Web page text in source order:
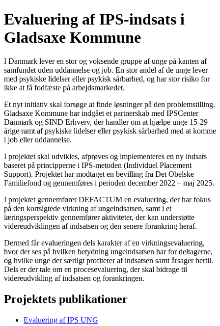
Evaluering af IPS-indsats i
Gladsaxe Kommune
I Danmark lever en stor og voksende gruppe af unge på kanten af
samfundet uden uddannelse og job. En stor andel af de unge lever
med psykiske lidelser eller psykisk sårbarhed, og har stor risiko for
ikke at få fodfæste på arbejdsmarkedet.
Et nyt initiativ skal forsøge at finde løsninger på den problemstilling.
Gladsaxe Kommune har indgået et partnerskab med IPSCenter
Danmark og SIND Erhverv, der handler om at hjælpe unge 15-29
årige ramt af psykiske lidelser eller psykisk sårbarhed med at komme
i job eller uddannelse.
I projektet skal udvikles, afprøves og implementeres en ny indsats
baseret på principperne i IPS-metoden (Individuel Placement
Support). Projektet har modtaget en bevilling fra Det Obelske
Familiefond og gennemføres i perioden december 2022 – maj 2025.
I projektet gennemfører DEFACTUM en evaluering, der har fokus
på den kortsigtede virkning af ungeindsatsen, samt i et
læringsperspektiv gennemfører aktiviteter, der kan understøtte
videreudviklingen af indsatsen og den senere forankring heraf.
Dermed får evalueringen dels karakter af en virkningsevaluering,
hvor der ses på hvilken betydning ungeindsatsen har for deltagerne,
og hvilke unge der særligt profiterer af indsatsen samt årsager hertil.
Dels er der tale om en procesevaluering, der skal bidrage til
videreudvikling af indsatsen og forankringen.
Projektets publikationer
Evaluering af IPS UNG